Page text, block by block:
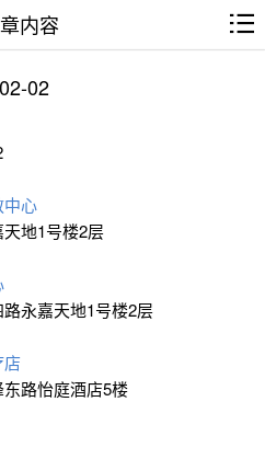
内容
02
中心
地1号楼2层
永嘉天地1号楼2层
店
路怡庭酒店5楼